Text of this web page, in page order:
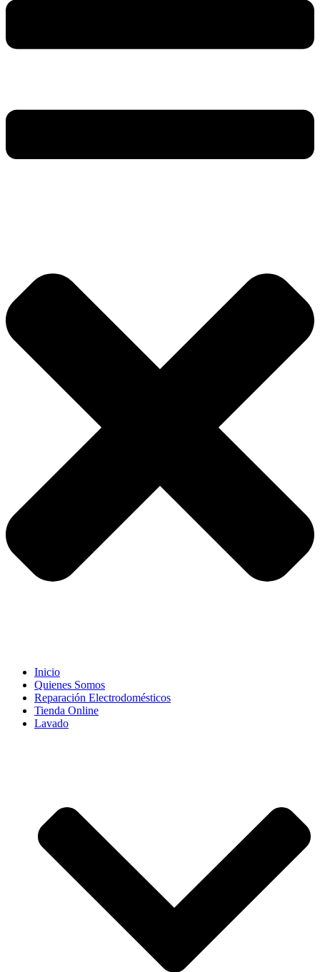
Inicio
Quienes Somos
Reparación Electrodomésticos
Tienda Online
Lavado